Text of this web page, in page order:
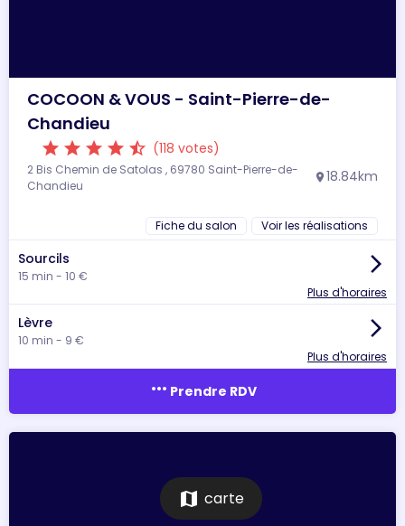
COCOON & VOUS - Saint-Pierre-de-
Chandieu
star star star star star_half (118 votes)
2 Bis Chemin de Satolas , 69780 Saint-Pierre-de-
Chandieu
location_on 18.84km
Fiche du salon Voir les réalisations
Sourcils
15 min - 10 €
arrow_forward_ios
Plus d'horaires
Lèvre
10 min - 9 €
arrow_forward_ios
Plus d'horaires
more_horiz Prendre RDV
map carte